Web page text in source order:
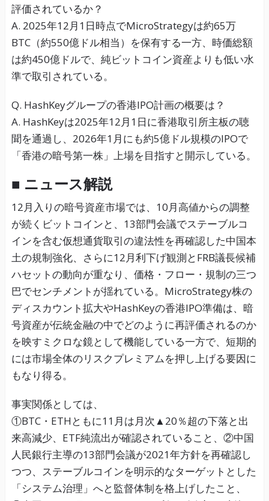
評価されているか？
A. 2025年12月1日時点でMicroStrategyは約65万
BTC（約550億ドル相当）を保有する一方、時価総額
は約450億ドルで、純ビットコイン資産よりも低い水
準で取引されている。
Q. HashKeyグループの香港IPO計画の概要は？
A. HashKeyは2025年12月1日に香港取引所主板の聴
聞を通過し、2026年1月にも約5億ドル規模のIPOで
「香港の暗号第一株」上場を目指すと開示している。
■ ニュース解説
12月入りの暗号資産市場では、10月高値からの調整
が続くビットコインと、13部門会議でステーブルコ
インを含む仮想通貨取引の違法性を再確認した中国本
土の規制強化、さらに12月利下げ観測とFRB議長候補
ハセットの動向が重なり、価格・フロー・規制の三つ
巴でセンチメントが揺れている。MicroStrategy株の
ディスカウント拡大やHashKeyの香港IPO準備は、暗
号資産が伝統金融の中でどのように再評価されるのか
を映すミクロな鏡として機能している一方で、短期的
には市場全体のリスクプレミアムを押し上げる要因に
もなり得る。
事実関係としては、
①BTC・ETHともに11月は月次▲20％超の下落と出
来高減少、ETF純流出が確認されていること、②中国
人民銀行主導の13部門会議が2021年方針を再確認し
つつ、ステーブルコインを明示的なターゲットとした
「システム治理」へと監督体制を格上げしたこと、